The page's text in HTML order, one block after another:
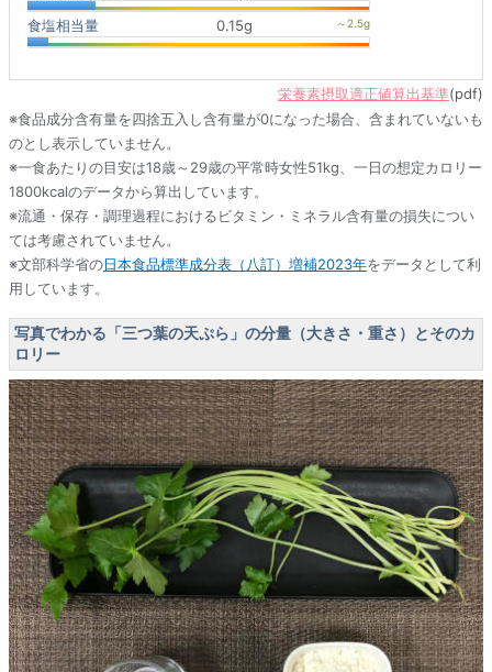
食塩相当量 0.15g
栄養素摂取適正値算出基準(pdf)
※食品成分含有量を四捨五入し含有量が0になった場合、含まれていないも
のとし表示していません。
※一食あたりの目安は18歳～29歳の平常時女性51kg、一日の想定カロリー
1800kcalのデータから算出しています。
※流通・保存・調理過程におけるビタミン・ミネラル含有量の損失につい
ては考慮されていません。
※文部科学省の日本食品標準成分表（八訂）増補2023年をデータとして利
用しています。
写真でわかる「三つ葉の天ぷら」の分量（大きさ・重さ）とそのカ
ロリー